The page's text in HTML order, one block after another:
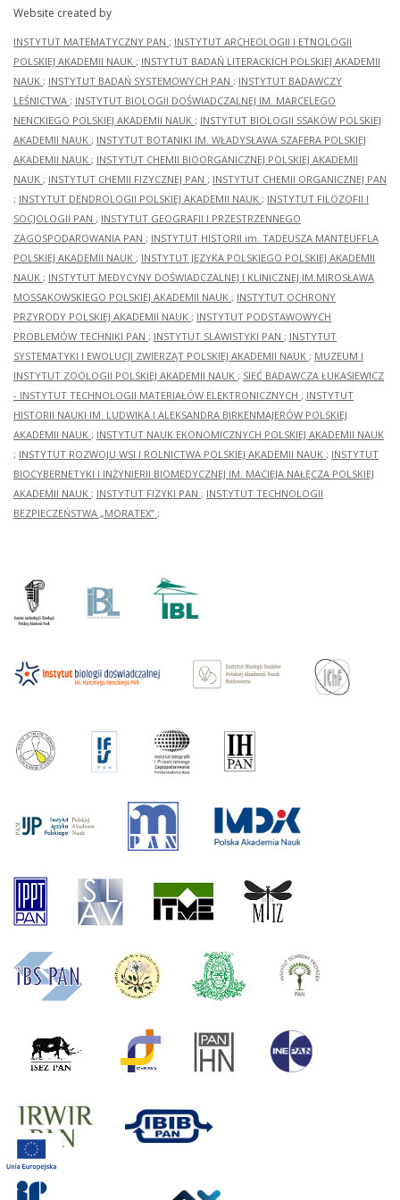
Website created by
INSTYTUT MATEMATYCZNY PAN ; INSTYTUT ARCHEOLOGII I ETNOLOGII
POLSKIEJ AKADEMII NAUK ; INSTYTUT BADAŃ LITERACKICH POLSKIEJ AKADEMII
NAUK ; INSTYTUT BADAŃ SYSTEMOWYCH PAN ; INSTYTUT BADAWCZY
LEŚNICTWA ; INSTYTUT BIOLOGII DOŚWIADCZALNEJ IM. MARCELEGO
NENCKIEGO POLSKIEJ AKADEMII NAUK ; INSTYTUT BIOLOGII SSAKÓW POLSKIEJ
AKADEMII NAUK ; INSTYTUT BOTANIKI IM. WŁADYSŁAWA SZAFERA POLSKIEJ
AKADEMII NAUK ; INSTYTUT CHEMII BIOORGANICZNEJ POLSKIEJ AKADEMII
NAUK ; INSTYTUT CHEMII FIZYCZNEJ PAN ; INSTYTUT CHEMII ORGANICZNEJ PAN
; INSTYTUT DENDROLOGII POLSKIEJ AKADEMII NAUK ; INSTYTUT FILOZOFII I
SOCJOLOGII PAN ; INSTYTUT GEOGRAFII I PRZESTRZENNEGO
ZAGOSPODAROWANIA PAN ; INSTYTUT HISTORII im. TADEUSZA MANTEUFFLA
POLSKIEJ AKADEMII NAUK ; INSTYTUT JĘZYKA POLSKIEGO POLSKIEJ AKADEMII
NAUK ; INSTYTUT MEDYCYNY DOŚWIADCZALNEJ I KLINICZNEJ IM.MIROSŁAWA
MOSSAKOWSKIEGO POLSKIEJ AKADEMII NAUK ; INSTYTUT OCHRONY
PRZYRODY POLSKIEJ AKADEMII NAUK ; INSTYTUT PODSTAWOWYCH
PROBLEMÓW TECHNIKI PAN ; INSTYTUT SLAWISTYKI PAN ; INSTYTUT
SYSTEMATYKI I EWOLUCJI ZWIERZĄT POLSKIEJ AKADEMII NAUK ; MUZEUM I
INSTYTUT ZOOLOGII POLSKIEJ AKADEMII NAUK ; SIEĆ BADAWCZA ŁUKASIEWICZ
- INSTYTUT TECHNOLOGII MATERIAŁÓW ELEKTRONICZNYCH ; INSTYTUT
HISTORII NAUKI IM. LUDWIKA I ALEKSANDRA BIRKENMAJERÓW POLSKIEJ
AKADEMII NAUK ; INSTYTUT NAUK EKONOMICZNYCH POLSKIEJ AKADEMII NAUK
; INSTYTUT ROZWOJU WSI I ROLNICTWA POLSKIEJ AKADEMII NAUK ; INSTYTUT
BIOCYBERNETYKI I INŻYNIERII BIOMEDYCZNEJ IM. MACIEJA NAŁĘCZA POLSKIEJ
AKADEMII NAUK ; INSTYTUT FIZYKI PAN ; INSTYTUT TECHNOLOGII
BEZPIECZEŃSTWA „MORATEX” ;